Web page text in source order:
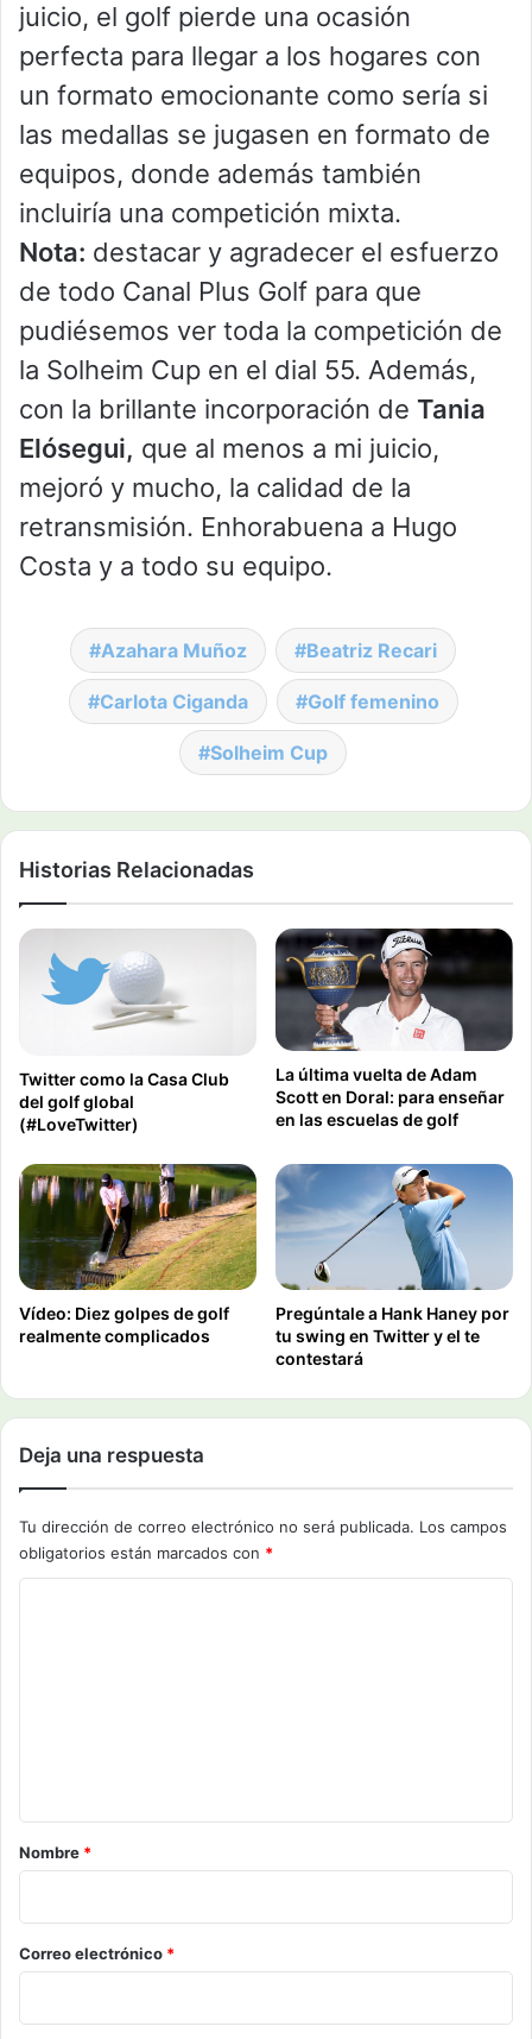
juicio, el golf pierde una ocasión
perfecta para llegar a los hogares con
un formato emocionante como sería si
las medallas se jugasen en formato de
equipos, donde además también
incluiría una competición mixta.
Nota: destacar y agradecer el esfuerzo
de todo Canal Plus Golf para que
pudiésemos ver toda la competición de
la Solheim Cup en el dial 55. Además,
con la brillante incorporación de Tania
Elósegui, que al menos a mi juicio,
mejoró y mucho, la calidad de la
retransmisión. Enhorabuena a Hugo
Costa y a todo su equipo.
Azahara Muñoz Beatriz Recari
Carlota Ciganda Golf femenino
Solheim Cup
Historias Relacionadas
Twitter como la Casa Club
del golf global
(#LoveTwitter)
La última vuelta de Adam
Scott en Doral: para enseñar
en las escuelas de golf
Vídeo: Diez golpes de golf
realmente complicados
Pregúntale a Hank Haney por
tu swing en Twitter y el te
contestará
Deja una respuesta
Tu dirección de correo electrónico no será publicada. Los campos
obligatorios están marcados con *
r
o
*
Nombre *
Correo electrónico *